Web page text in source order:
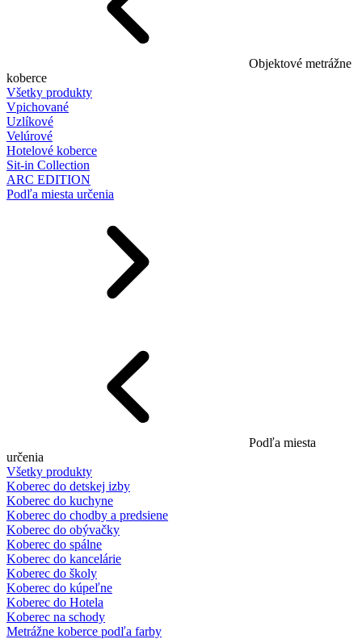
Objektové metrážne
koberce
Všetky produkty
Vpichované
Uzlíkové
Velúrové
Hotelové koberce
Sit-in Collection
ARC EDITION
Podľa miesta určenia
Podľa miesta
určenia
Všetky produkty
Koberec do detskej izby
Koberec do kuchyne
Koberec do chodby a predsiene
Koberec do obývačky
Koberec do spálne
Koberec do kancelárie
Koberec do školy
Koberec do kúpeľne
Koberec do Hotela
Koberec na schody
Metrážne koberce podľa farby